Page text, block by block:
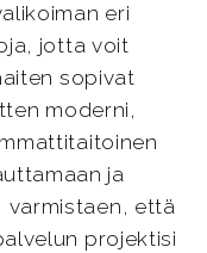
eri
jotta voit
sopivat
moderni,
ja
varmistaen, että
projektisi